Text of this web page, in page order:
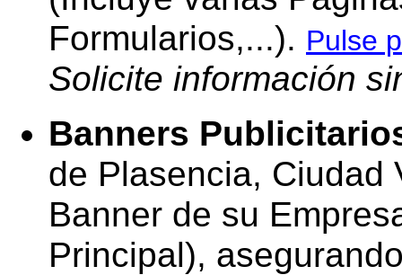
Formularios,...). Pulse
Solicite información
Banners
de Plasencia, Ciudad
Banner de su
Principal),